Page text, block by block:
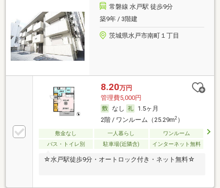
常磐線 水戸駅 徒歩9分
築9年 / 3階建
茨城県水戸市南町１丁目
8.20万円
管理費5,000円
なし
1.5ヶ月
2階 / ワンルーム（25.29m2）
敷金なし 一人暮らし
ワンルーム
バス・トイレ別
駐車場(近隣含) インターネット無料
☆水戸駅徒歩9分・オートロック付き・ネット無料☆